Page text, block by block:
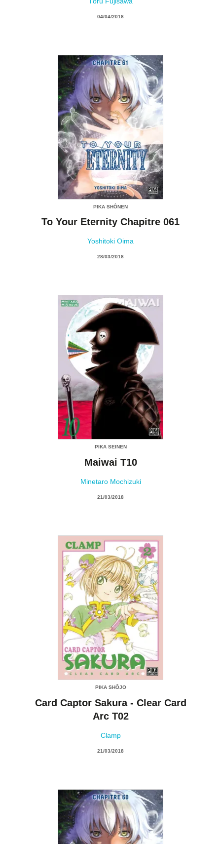
04/04/2018
PIKA SHÔNEN
To Your Eternity Chapitre 061
Yoshitoki Oima
28/03/2018
PIKA SEINEN
Maiwai T10
Minetaro Mochizuki
21/03/2018
PIKA SHÔJO
Card Captor Sakura - Clear Card
Arc T02
Clamp
21/03/2018